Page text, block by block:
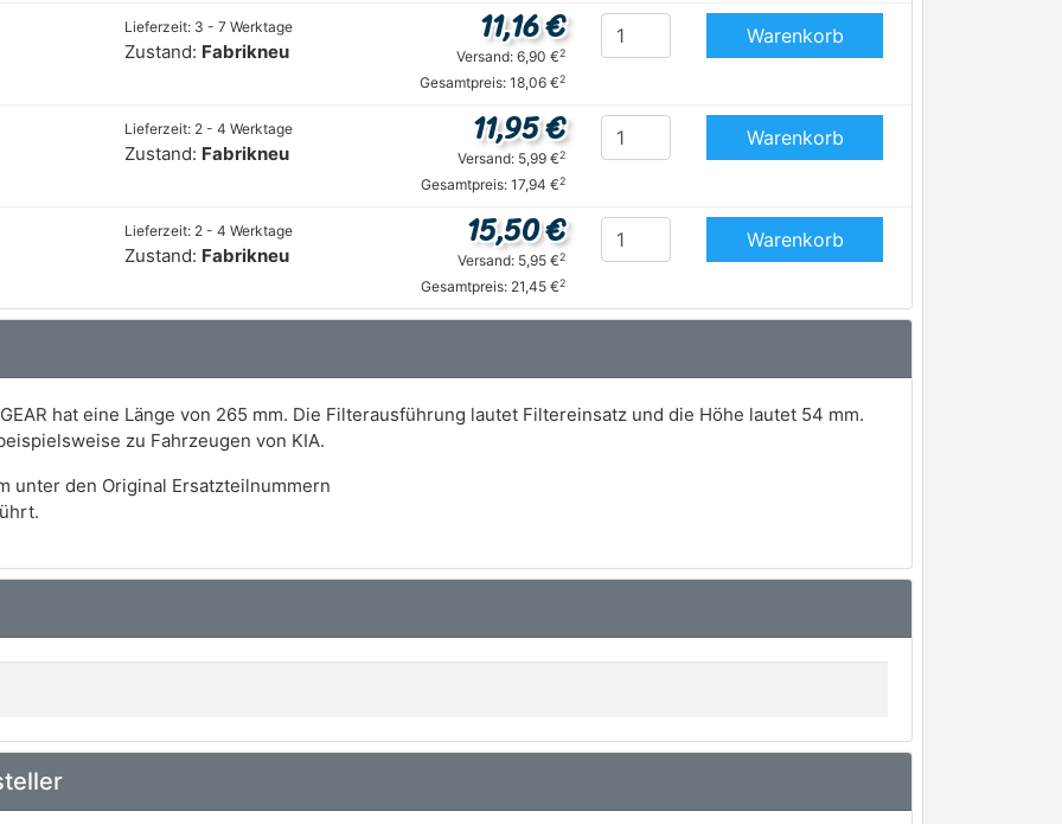
Lieferzeit: 3 - 7 Werktage
Zustand: Fabrikneu
11,16 €
Versand: 6,90 €2
Gesamtpreis: 18,06 €2
Warenkorb
Lieferzeit: 2 - 4 Werktage
Zustand: Fabrikneu
11,95 €
Versand: 5,99 €2
Gesamtpreis: 17,94 €2
Warenkorb
Lieferzeit: 2 - 4 Werktage
Zustand: Fabrikneu
15,50 €
Versand: 5,95 €2
Gesamtpreis: 21,45 €2
Warenkorb
hat eine Länge von 265 mm. Die Filterausführung lautet Filtereinsatz und die Höhe lautet 54 mm.
zu Fahrzeugen von KIA.
unter den Original Ersatzteilnummern